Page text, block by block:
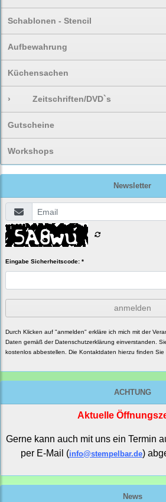
Schablonen - Stencil
Aufbewahrung
Küchensachen
› Zeitschriften/DVD`s
Gutscheine
Workshops
Newsletter
Eingabe Sicherheitscode: *
anmelden
Durch Klicken auf "anmelden" erkläre ich mich mit der
Daten gemäß derDatenschutzerklärung einverstanden.
kostenlos abbestellen. Die Kontaktdaten hierzu finden Sie
ACHTUNG
Aktuelle
Gerne kann auch mit uns ein Termin
per E-Mail (info@stempelbar.de)
News